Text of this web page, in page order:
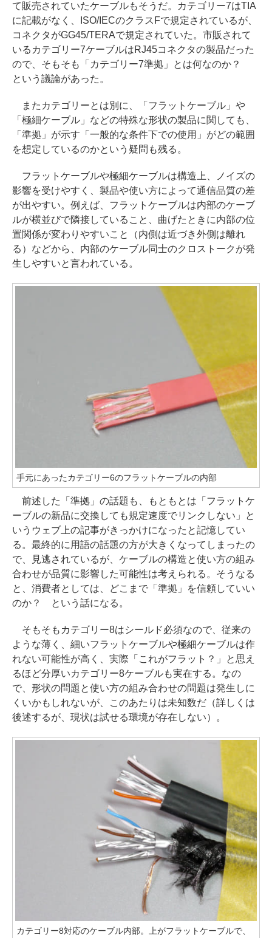
て販売されていたケーブルもそうだ。カテゴリー7はTIA
に記載がなく、ISO/IECのクラスFで規定されているが、
コネクタがGG45/TERAで規定されていた。市販されて
いるカテゴリー7ケーブルはRJ45コネクタの製品だった
ので、そもそも「カテゴリー7準拠」とは何なのか？
という議論があった。
またカテゴリーとは別に、「フラットケーブル」や
「極細ケーブル」などの特殊な形状の製品に関しても、
「準拠」が示す「一般的な条件下での使用」がどの範囲
を想定しているのかという疑問も残る。
フラットケーブルや極細ケーブルは構造上、ノイズの
影響を受けやすく、製品や使い方によって通信品質の差
が出やすい。例えば、フラットケーブルは内部のケーブ
ルが横並びで隣接していること、曲げたときに内部の位
置関係が変わりやすいこと（内側は近づき外側は離れ
る）などから、内部のケーブル同士のクロストークが発
生しやすいと言われている。
手元にあったカテゴリー6のフラットケーブルの内部
前述した「準拠」の話題も、もともとは「フラットケ
ーブルの新品に交換しても規定速度でリンクしない」と
いうウェブ上の記事がきっかけになったと記憶してい
る。最終的に用語の話題の方が大きくなってしまったの
で、見逃されているが、ケーブルの構造と使い方の組み
合わせが品質に影響した可能性は考えられる。そうなる
と、消費者としては、どこまで「準拠」を信頼していい
のか？ という話になる。
そもそもカテゴリー8はシールド必須なので、従来の
ような薄く、細いフラットケーブルや極細ケーブルは作
れない可能性が高く、実際「これがフラット？」と思え
るほど分厚いカテゴリー8ケーブルも実在する。なの
で、形状の問題と使い方の組み合わせの問題は発生しに
くいかもしれないが、このあたりは未知数だ（詳しくは
後述するが、現状は試せる環境が存在しない）。
カテゴリー8対応のケーブル内部。上がフラットケーブルで、